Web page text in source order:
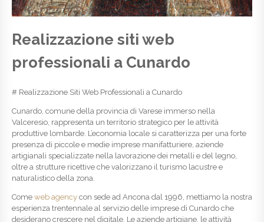
Realizzazione siti web
professionali a Cunardo
# Realizzazione Siti Web Professionali a Cunardo
Cunardo, comune della provincia di Varese immerso nella
Valceresio, rappresenta un territorio strategico per le attività
produttive lombarde. L’economia locale si caratterizza per una forte
presenza di piccole e medie imprese manifatturiere, aziende
artigianali specializzate nella lavorazione dei metalli e del legno,
oltre a strutture ricettive che valorizzano il turismo lacustre e
naturalistico della zona.
Come web agency con sede ad Ancona dal 1996, mettiamo la nostra
esperienza trentennale al servizio delle imprese di Cunardo che
desiderano crescere nel digitale. Le aziende artigiane, le attività